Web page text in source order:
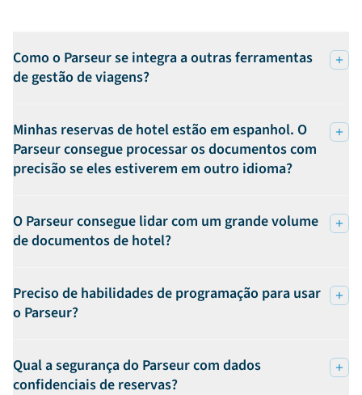
Como o Parseur se integra a outras ferramentas
de gestão de viagens?
Minhas reservas de hotel estão em espanhol. O
Parseur consegue processar os documentos com
precisão se eles estiverem em outro idioma?
O Parseur consegue lidar com um grande volume
de documentos de hotel?
Preciso de habilidades de programação para usar
o Parseur?
Qual a segurança do Parseur com dados
confidenciais de reservas?